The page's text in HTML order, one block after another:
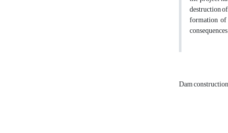
destruction
formation of
Dam construction